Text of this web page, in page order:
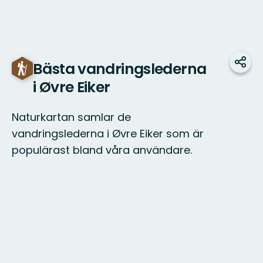
Bästa vandringslederna
i Øvre Eiker
Naturkartan samlar de
vandringslederna i Øvre Eiker som är
populärast bland våra användare.
Dela